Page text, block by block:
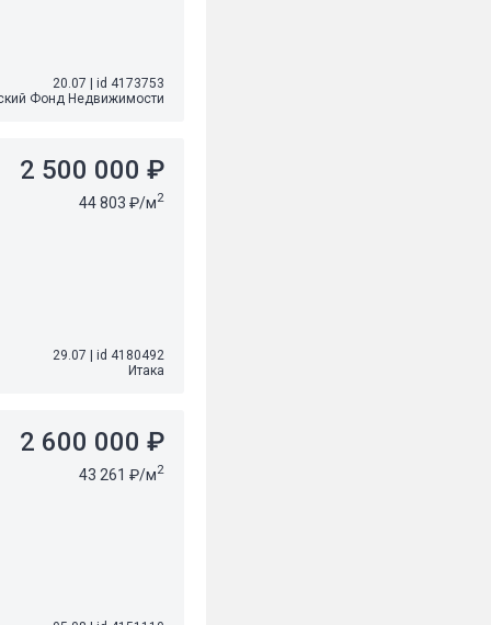
20.07 | id 4173753
Фонд Недвижимости
2 500 000 ₽
44 803 ₽/м2
29.07 | id 4180492
Итака
2 600 000 ₽
43 261 ₽/м2